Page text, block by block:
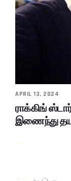
APRIL 13, 2024
ராக்கிங்
இணைந்து